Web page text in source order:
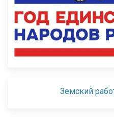
Земский